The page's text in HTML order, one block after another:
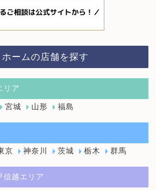
ームの店舗を探す
リア
宮城 山形 福島
京 神奈川 茨城 栃木 群馬
信越エリア